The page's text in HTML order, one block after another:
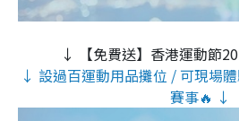
↓ 【免費送】香港運動節
↓ 設過百運動用品攤位 / 可現場
賽事🔥 ↓